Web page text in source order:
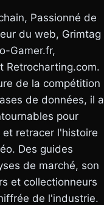
Passionné de
du web, Grimtag
Gamer.fr,
Retrocharting.com.
de la compétition
de données, il a
pour
retracer l'histoire
Des guides
de marché, son
et collectionneurs
de l'industrie.